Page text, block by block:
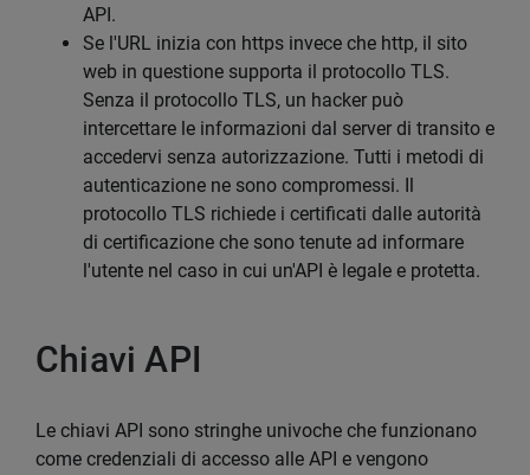
API.
Se l'URL inizia con https invece che http, il sito
web in questione supporta il protocollo TLS.
Senza il protocollo TLS, un hacker può
intercettare le informazioni dal server di transito e
accedervi senza autorizzazione. Tutti i metodi di
autenticazione ne sono compromessi. Il
protocollo TLS richiede i certificati dalle autorità
di certificazione che sono tenute ad informare
l'utente nel caso in cui un'API è legale e protetta.
Chiavi API
Le chiavi API sono stringhe univoche che funzionano
come credenziali di accesso alle API e vengono